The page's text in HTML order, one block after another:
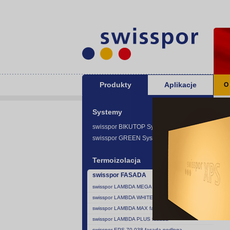
Produkty Aplikacje
Systemy
swisspor BIKUTOP System -
swisspor GREEN System -
Termoizolacja
swisspor FASADA
swisspor LAMBDA MEGA WHITE
swisspor LAMBDA WHITE
swisspor LAMBDA MAX fasada
swisspor LAMBDA PLUS fasada
O